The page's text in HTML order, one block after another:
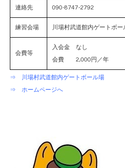
連絡先 090-8747-2792
練習会場 川場村武道館内ゲートボ
会費等
入会金 なし
会費 2,000円／年
⇒ 川場村武道館内ゲートボール場
⇒ ホームページへ